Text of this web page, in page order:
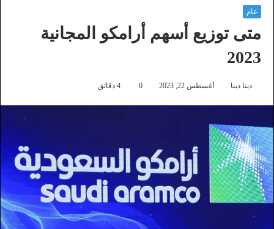
عام
متى توزيع أسهم أرامكو المجانية
2023
دينا دينا أغسطس 22, 2023 0